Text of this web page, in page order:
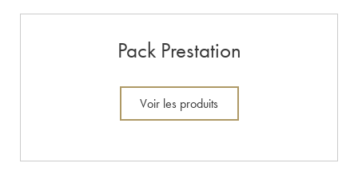
Pack Prestation
Voir les produits